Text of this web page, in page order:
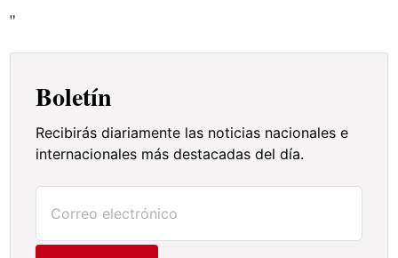
"
Boletín
Recibirás diariamente las noticias nacionales e
internacionales más destacadas del día.